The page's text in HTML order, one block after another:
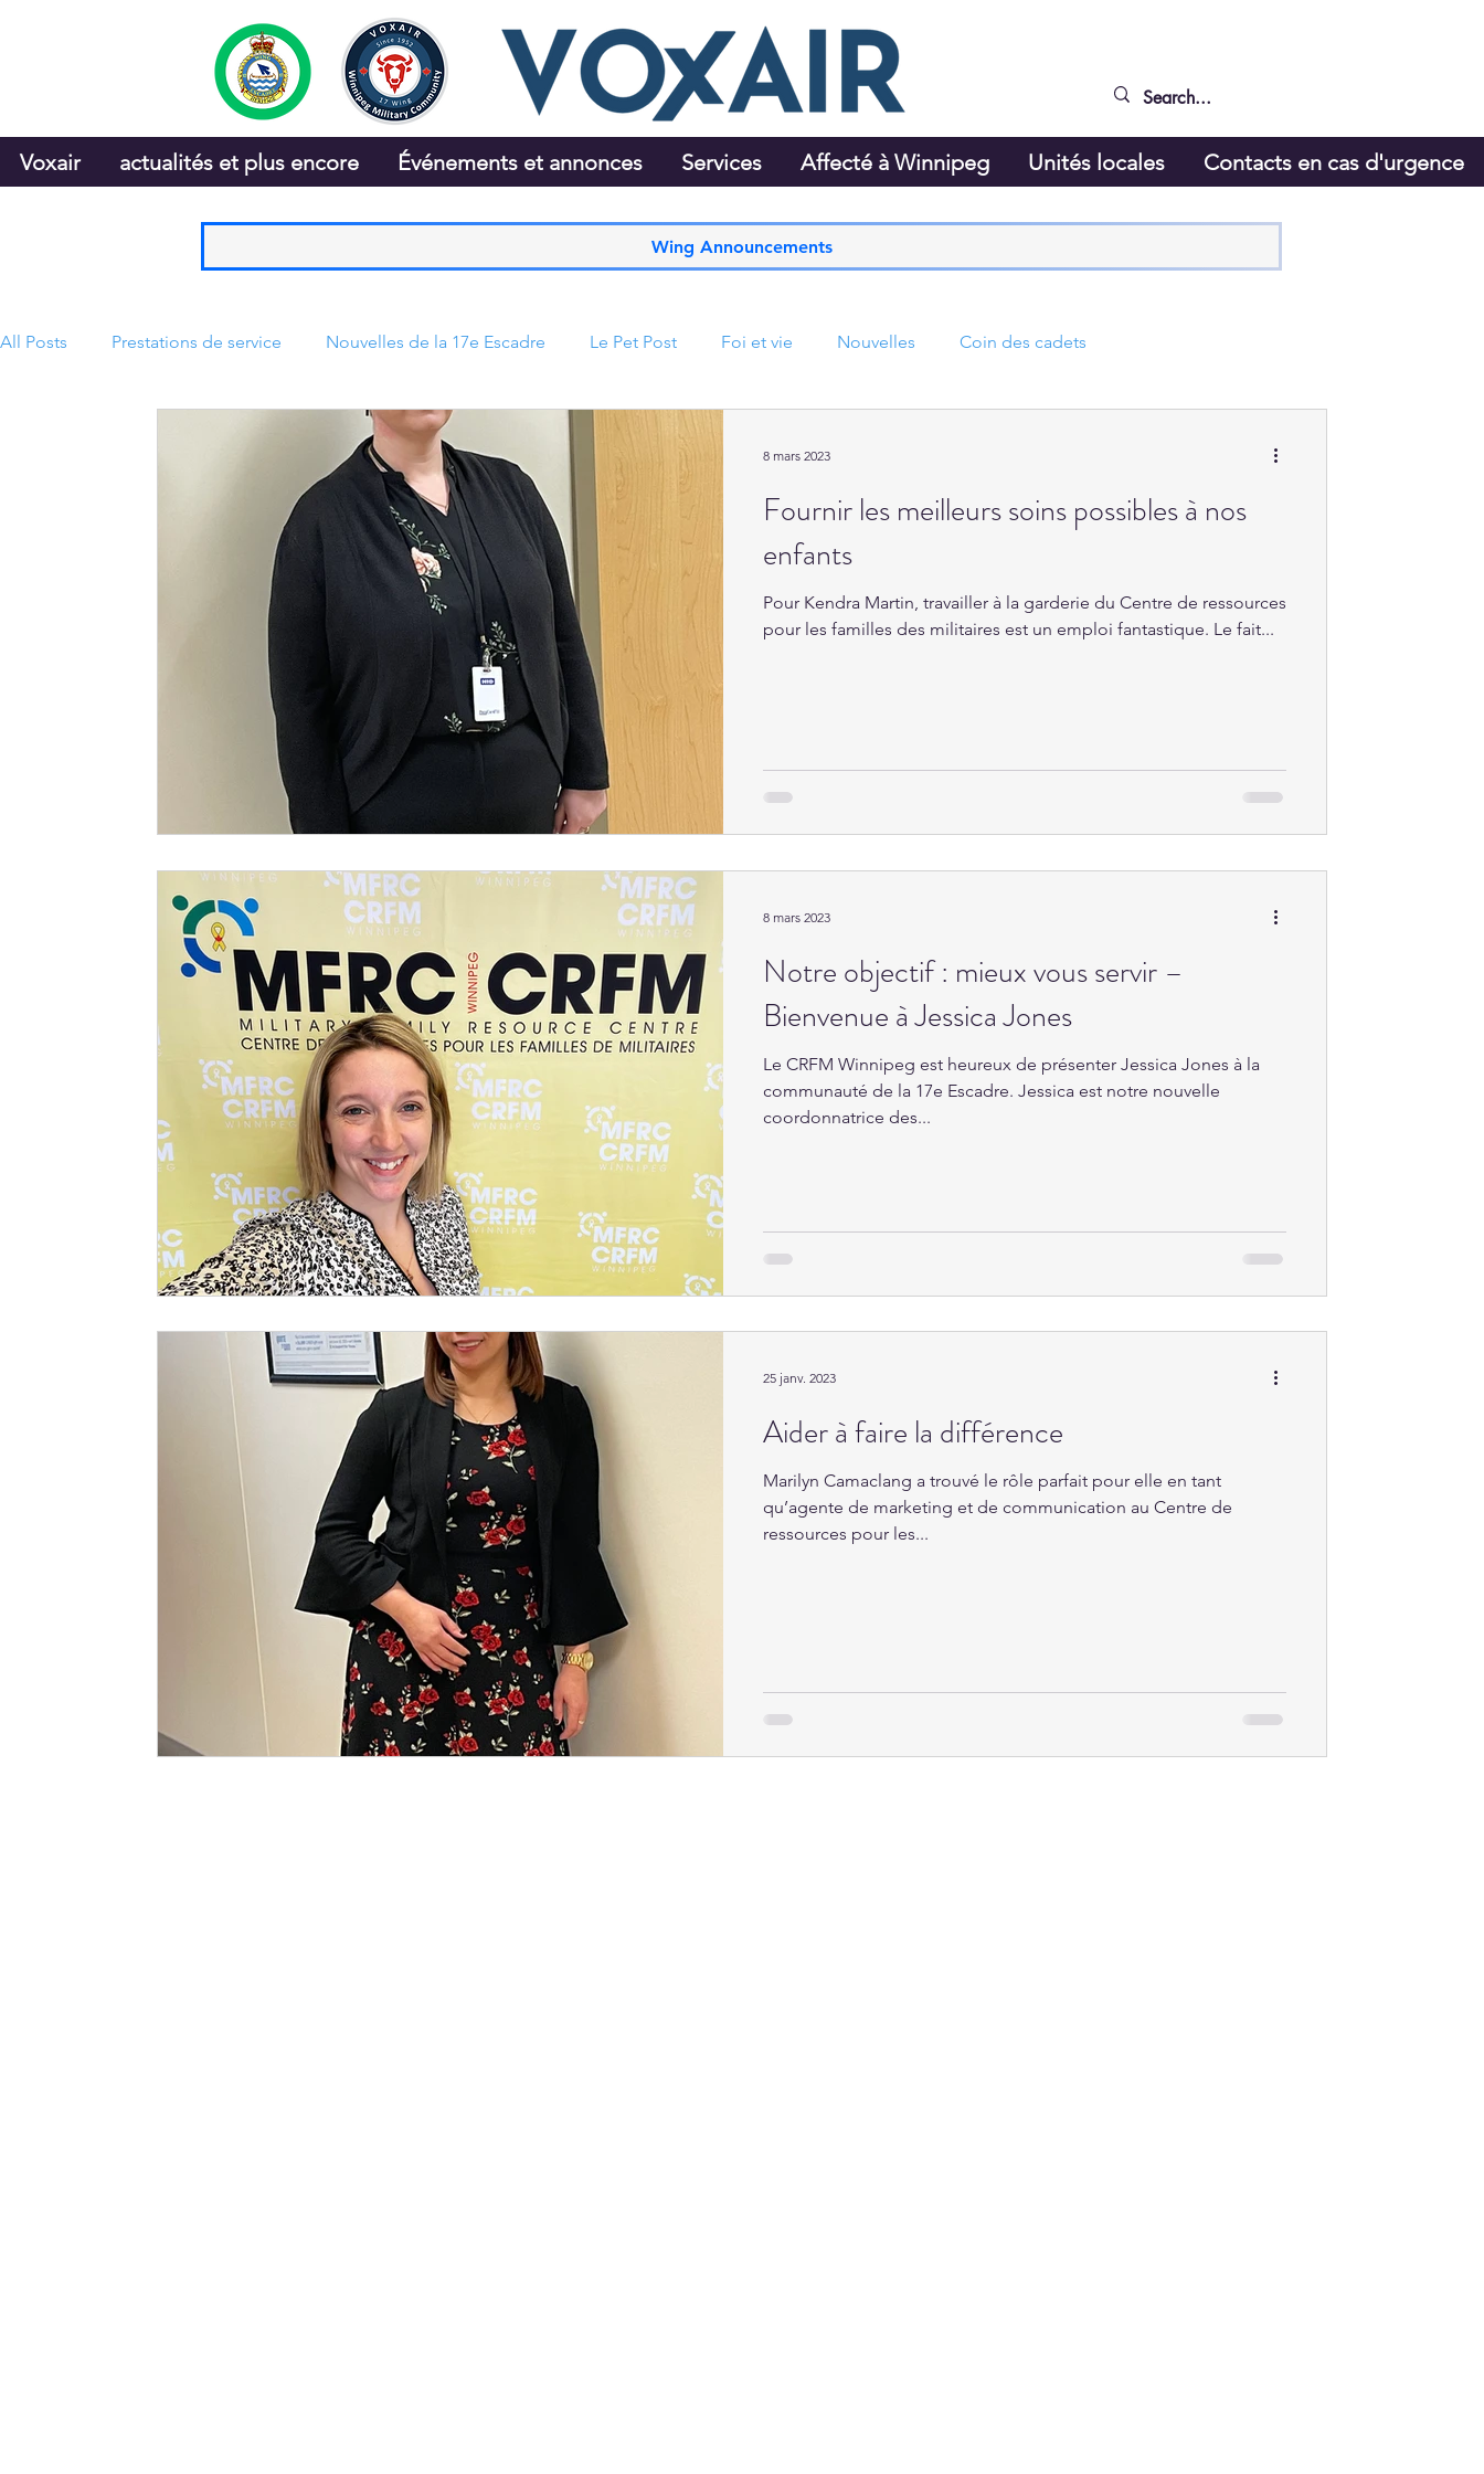
Voxair actualités et plus encore Événements et annonces Services Affecté à Winnipeg Unités locales Contacts en cas d'urgence
Wing Announcements
All Posts Prestations de service Nouvelles de la 17e Escadre Le Pet Post Foi et vie Nouvelles Coin des cadets
Fournir les meilleurs soins possibles à nos
enfants
Pour Kendra Martin, travailler à la garderie du Centre de ressources
pour les familles des militaires est un emploi fantastique. Le fait...
8 mars 2023
Notre objectif : mieux vous servir –
Bienvenue à Jessica Jones
Le CRFM Winnipeg est heureux de présenter Jessica Jones à la
communauté de la 17e Escadre. Jessica est notre nouvelle
coordonnatrice des...
8 mars 2023
Aider à faire la différence
Marilyn Camaclang a trouvé le rôle parfait pour elle en tant
qu’agente de marketing et de communication au Centre de
ressources pour les...
25 janv. 2023